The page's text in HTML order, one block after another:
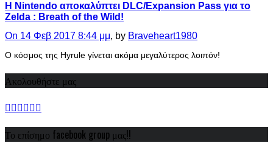
Η Nintendo αποκαλύπτει DLC/Expansion Pass για το
Zelda : Breath of the Wild!
On 14 Φεβ 2017 8:44 μμ, by Braveheart1980
Ο κόσμος της Hyrule γίνεται ακόμα μεγαλύτερος λοιπόν!
Ακολουθήστε μας
Το επίσημο facebook group μας!!